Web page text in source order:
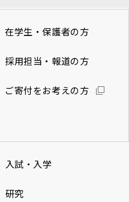
在学生・保護者の方
採用担当・報道の方
ご寄付をお考えの方
入試・入学
研究